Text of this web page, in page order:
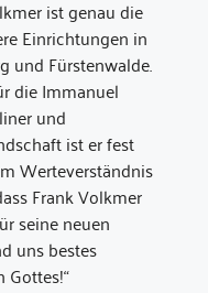
ist genau die
Einrichtungen in
und Fürstenwalde.
die Immanuel
und
ist er fest
Werteverständnis
Frank Volkmer
seine neuen
uns bestes